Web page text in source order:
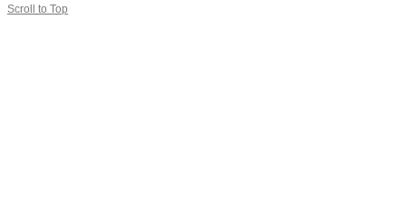
Scroll to Top